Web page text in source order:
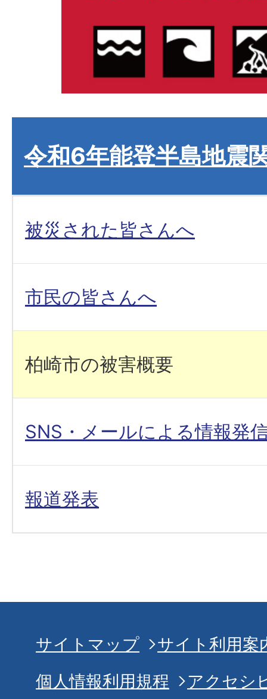
令和6年能登半島地震
被災された皆さんへ
市民の皆さんへ
柏崎市の被害概要
SNS・メールによる情報発
報道発表
サイトマップ
サイト利用案
個人情報利用規程
アクセシ